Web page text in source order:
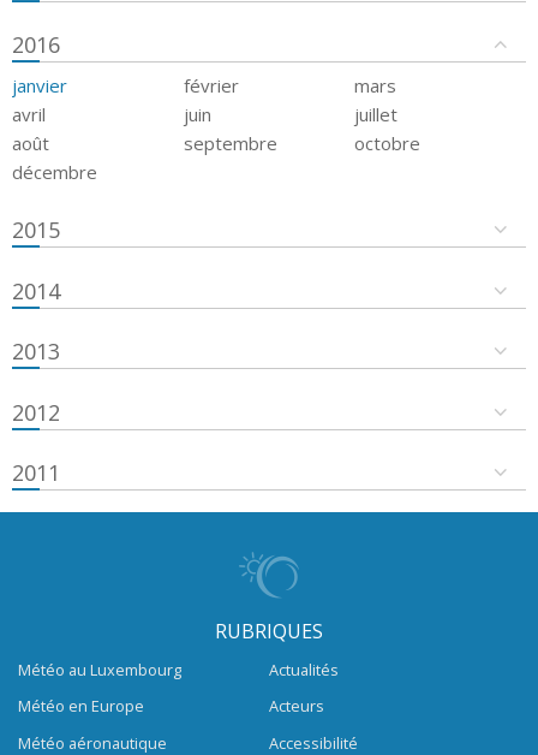
2016
janvier février
mars
avril
juin
juillet
août
septembre
octobre
décembre
2015
2014
2013
2012
2011
RUBRIQUES
Météo au Luxembourg
Météo en Europe
Météo aéronautique
Actualités
Acteurs
Accessibilité